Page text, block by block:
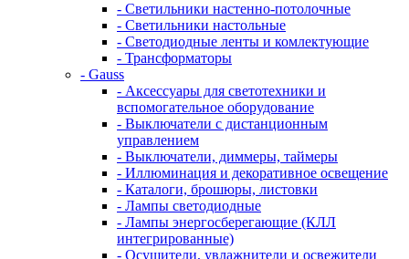
- Светильники настенно-потолочные
- Светильники настольные
- Светодиодные ленты и комлектующие
- Трансформаторы
- Gauss
- Аксессуары для светотехники и
вспомогательное оборудование
- Выключатели с дистанционным
управлением
- Выключатели, диммеры, таймеры
- Иллюминация и декоративное освещение
- Каталоги, брошюры, листовки
- Лампы светодиодные
- Лампы энергосберегающие (КЛЛ
интегрированные)
- Осушители, увлажнители и освежители